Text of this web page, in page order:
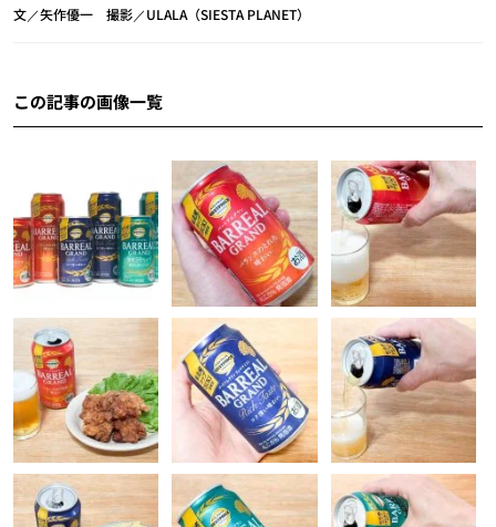
文／矢作優一 撮影／ULALA（SIESTA PLANET）
この記事の画像一覧